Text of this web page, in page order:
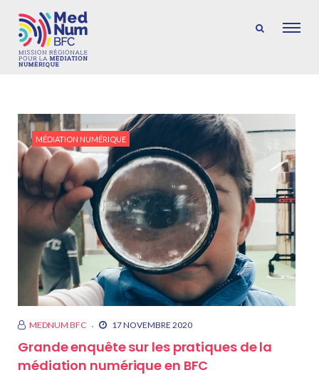
MÉDIATION NUMÉRIQUE
MEDNUM BFC 17 NOVEMBRE 2020
Grande enquête sur les pratiques de la
médiation numérique en BFC